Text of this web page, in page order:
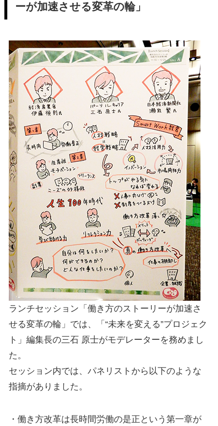
ーが加速させる変革の輪」
ランチセッション「働き方のストーリーが加速さ
せる変革の輪」では、「“未来を変える”プロジェク
ト」編集長の三石 原士がモデレーターを務めまし
た。
セッション内では、パネリストから以下のような
指摘がありました。
・働き方改革は長時間労働の是正という第一章が